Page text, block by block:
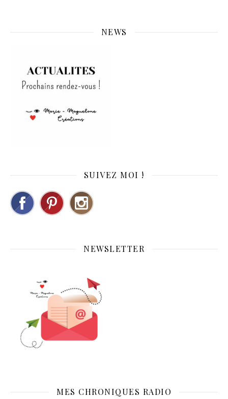
NEWS
SUIVEZ MOI !
NEWSLETTER
MES CHRONIQUES RADIO